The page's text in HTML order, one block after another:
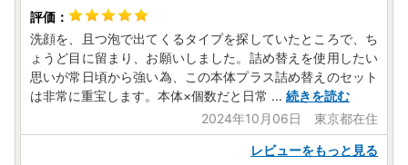
洗顔を、且つ泡で出てくるタイプを探していたところで、ち
ょうど目に留まり、お願いしました。詰め替えを使用したい
思いが常日頃から強い為、この本体プラス詰め替えのセット
は非常に重宝します。本体×個数だと日常 ... 続きを読む
2024年10月06日 東京都在住
レビューをもっと見る